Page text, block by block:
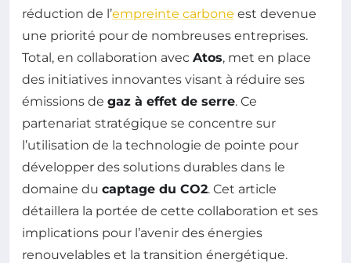
réduction de l’empreinte carbone est devenue
une priorité pour de nombreuses entreprises.
Total, en collaboration avec Atos, met en place
des initiatives innovantes visant à réduire ses
émissions de gaz à effet de serre. Ce
partenariat stratégique se concentre sur
l’utilisation de la technologie de pointe pour
développer des solutions durables dans le
domaine du captage du CO2. Cet article
détaillera la portée de cette collaboration et ses
implications pour l’avenir des énergies
renouvelables et la transition énergétique.